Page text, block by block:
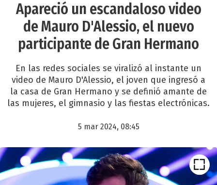
Apareció un escandaloso video
de Mauro D'Alessio, el nuevo
participante de Gran Hermano
En las redes sociales se viralizó al instante un
video de Mauro D'Alessio, el joven que ingresó a
la casa de Gran Hermano y se definió amante de
las mujeres, el gimnasio y las fiestas electrónicas.
5 mar 2024, 08:45